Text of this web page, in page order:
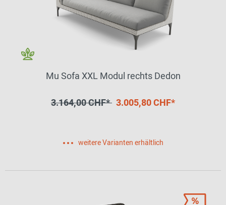
Mu Sofa XXL Modul rechts Dedon
3.164,00 CHF* 3.005,80 CHF*
weitere Varianten erhältlich